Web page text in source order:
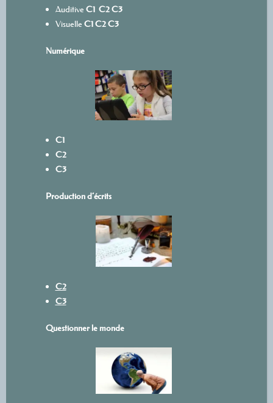
Auditive C1 C2C3
Visuelle C1C2C3
Numérique
C1
C2
C3
Production d’écrits
C2
C3
Questionner le monde